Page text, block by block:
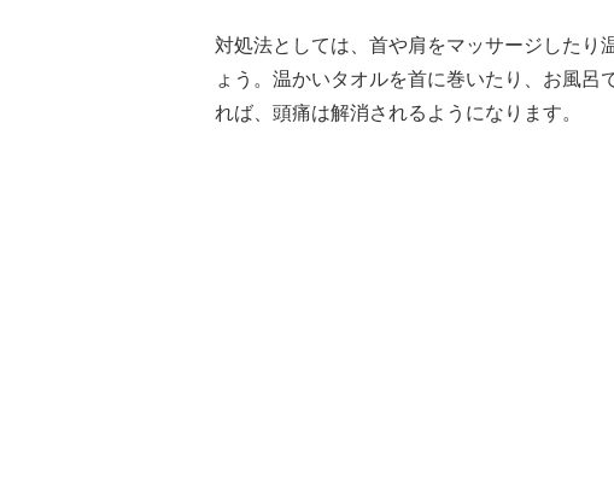
対処法としては、首や肩をマッサージしたり
ょう。温かいタオルを首に巻いたり、お風
れば、頭痛は解消されるようになります。